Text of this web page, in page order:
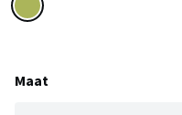
Maat